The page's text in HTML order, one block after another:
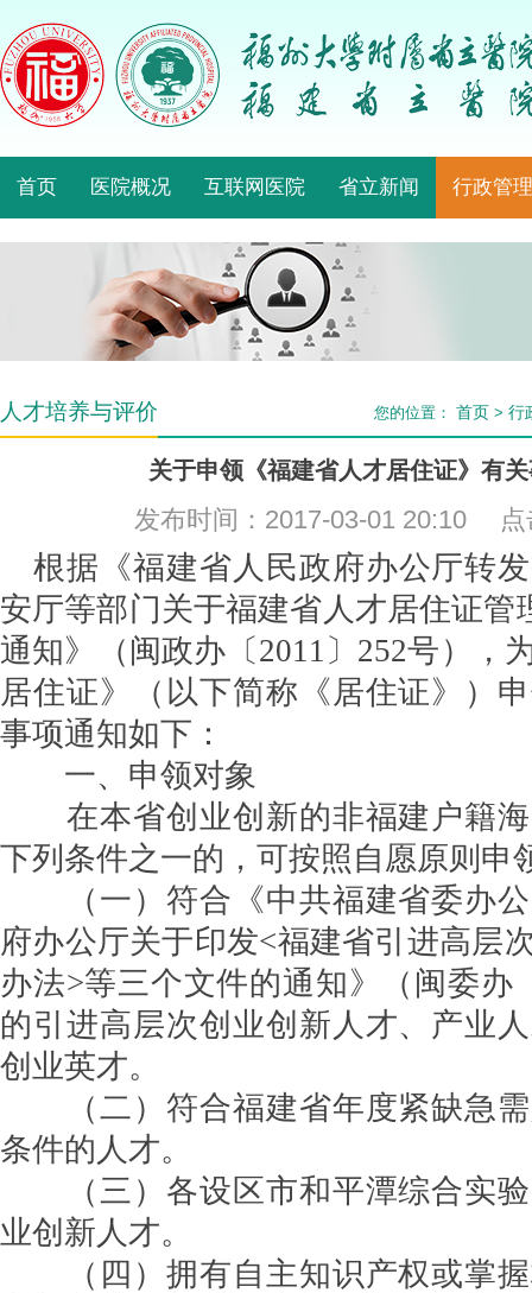
首页 医院概况 互联网医院 省立新闻 行政管理
人才培养与评价 您的位置： 首页 > 行
关于申领《福建省人才居住证》有
发布时间：2017-03-01 20:10 点
根据《福建省人民政府办公厅转
安厅等部门关于福建省人才居住证管
通知》（闽政办〔2011〕252号），
居住证》（以下简称《居住证》）
事项通知如下：
一、申领对象
在本省创业创新的非福建户籍海
下列条件之一的，可按照自愿原则申
（一）符合《中共福建省委办公
府办公厅关于印发<福建省引进高层
办法>等三个文件的通知》（闽委办
的引进高层次创业创新人才、产业
创业英才。
（二）符合福建省年度紧缺急需
条件的人才。
（三）各设区市和平潭综合实验
业创新人才。
（四）拥有自主知识产权或掌握